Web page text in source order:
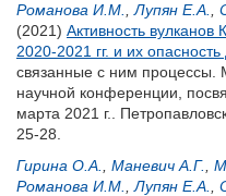
Романова И.М.
Лупян Е.А.
(2021) Активность вулканов
2020-2021 гг. и их
связанные с ним процессы.
научной конференции,
марта 2021 г..
25-28.
Гирина О.А.
Маневич А.Г.
Романова И.М.
Лупян Е.А.